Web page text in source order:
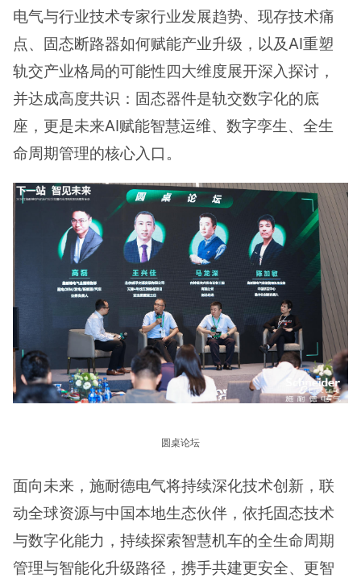
电气与行业技术专家行业发展趋势、现存技术痛
点、固态断路器如何赋能产业升级，以及AI重塑
轨交产业格局的可能性四大维度展开深入探讨，
并达成高度共识：固态器件是轨交数字化的底
座，更是未来AI赋能智慧运维、数字孪生、全生
命周期管理的核心入口。
圆桌论坛
面向未来，施耐德电气将持续深化技术创新，联
动全球资源与中国本地生态伙伴，依托固态技术
与数字化能力，持续探索智慧机车的全生命周期
管理与智能化升级路径，携手共建更安全、更智